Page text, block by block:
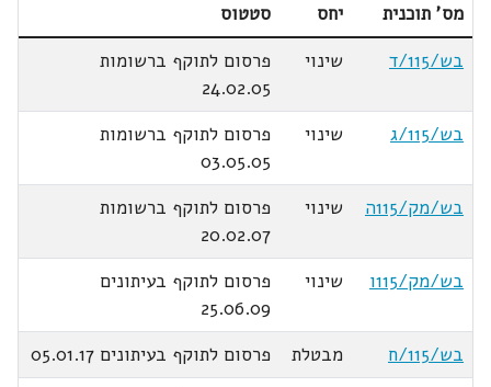
מס' תוכנית
יחס
סטטוס
בש/115/ד
שינוי
פרסום לתוקף ברשומות
24.02.05
בש/115/ג
שינוי
פרסום לתוקף ברשומות
03.05.05
בש/מק/115ה
שינוי
פרסום לתוקף ברשומות
20.02.07
בש/מק/115ו
שינוי
פרסום לתוקף בעיתונים
25.06.09
בש/115/ח
מבטלת
פרסום לתוקף בעיתונים 05.01.17